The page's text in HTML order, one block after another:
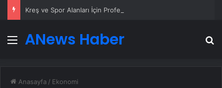
Kreş ve Spor Alanları İçin Profesyonel Zemin Çözümleri
MenüANews Haber
Anasayfa / Ekonomi